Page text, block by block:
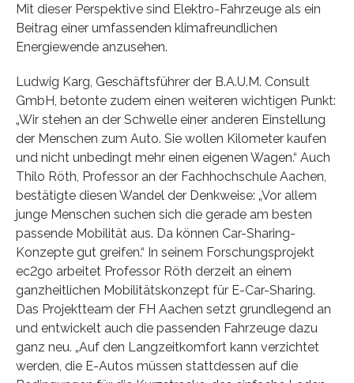
Mit dieser Perspektive sind Elektro-Fahrzeuge als ein
Beitrag einer umfassenden klimafreundlichen
Energiewende anzusehen.
Ludwig Karg, Geschäftsführer der B.A.U.M. Consult
GmbH, betonte zudem einen weiteren wichtigen Punkt:
„Wir stehen an der Schwelle einer anderen Einstellung
der Menschen zum Auto. Sie wollen Kilometer kaufen
und nicht unbedingt mehr einen eigenen Wagen.“ Auch
Thilo Röth, Professor an der Fachhochschule Aachen,
bestätigte diesen Wandel der Denkweise: „Vor allem
junge Menschen suchen sich die gerade am besten
passende Mobilität aus. Da können Car-Sharing-
Konzepte gut greifen.“ In seinem Forschungsprojekt
ec2go arbeitet Professor Röth derzeit an einem
ganzheitlichen Mobilitätskonzept für E-Car-Sharing.
Das Projektteam der FH Aachen setzt grundlegend an
und entwickelt auch die passenden Fahrzeuge dazu
ganz neu. „Auf den Langzeitkomfort kann verzichtet
werden, die E-Autos müssen stattdessen auf die